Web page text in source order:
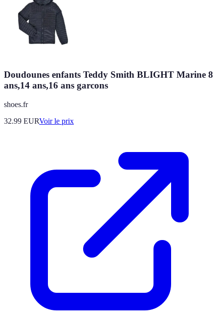
Doudounes enfants Teddy Smith BLIGHT Marine 8
ans,14 ans,16 ans garcons
shoes.fr
32.99 EURVoir le prix